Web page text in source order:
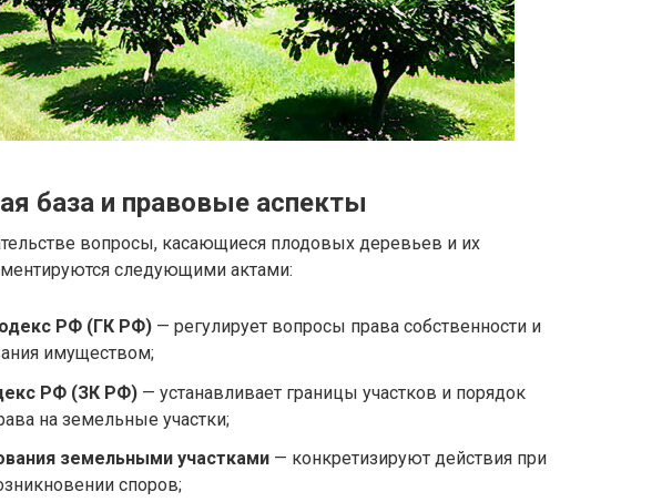
база и правовые аспекты
вопросы, касающиеся плодовых деревьев и их
следующими актами:
РФ (ГК РФ) — регулирует вопросы права собственности и
имуществом;
РФ (ЗК РФ) — устанавливает границы участков и порядок
на земельные участки;
земельными участками — конкретизируют действия при
споров;